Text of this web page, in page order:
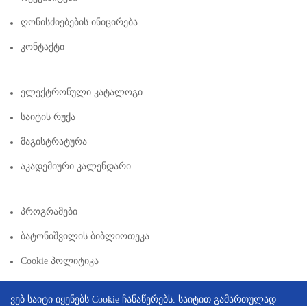
Ღონისძიებების Ინიცირება
Კონტაქტი
Ელექტრონული Კატალოგი
Საიტის Რუქა
Მაგისტრატურა
Აკადემიური Კალენდარი
Პროგრამები
Ბატონიშვილის Ბიბლიოთეკა
Cookie Პოლიტიკა
ვებ საიტი იყენებს Cookie ჩანაწერებს. საიტით გამართულად